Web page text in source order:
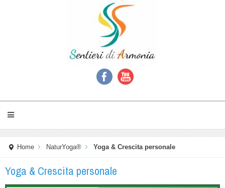
Home NaturYoga® Yoga & Crescita personale
Yoga & Crescita personale